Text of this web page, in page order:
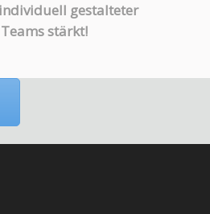
gestalteter
stärkt!